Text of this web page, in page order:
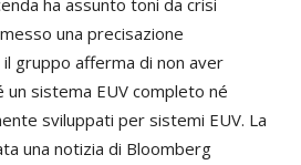
ha assunto toni da crisi
una precisazione
gruppo afferma di non aver
un sistema EUV completo né
sviluppati per sistemi EUV. La
una notizia di Bloomberg